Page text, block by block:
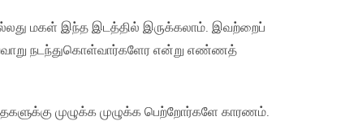
மகள் இந்த இடத்தில் இருக்கலாம். இவற்றைப்
நடந்துகொள்வார்களேர என்று எண்ணத்
முழுக்க முழுக்க பெற்றோர்களே காரணம்.